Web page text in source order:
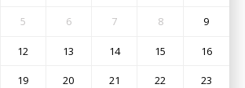
5 6 7 8 9
12 13 14 15 16
19 20 21 22 23